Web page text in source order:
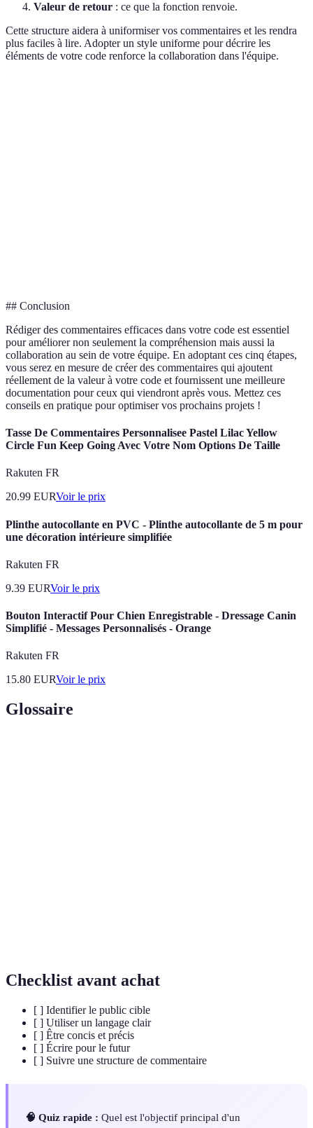
Valeur de retour : ce que la fonction renvoie.
Cette structure aidera à uniformiser vos commentaires et les rendra
plus faciles à lire. Adopter un style uniforme pour décrire les
éléments de votre code renforce la collaboration dans l'équipe.
## Conclusion
Rédiger des commentaires efficaces dans votre code est essentiel
pour améliorer non seulement la compréhension mais aussi la
collaboration au sein de votre équipe. En adoptant ces cinq étapes,
vous serez en mesure de créer des commentaires qui ajoutent
réellement de la valeur à votre code et fournissent une meilleure
documentation pour ceux qui viendront après vous. Mettez ces
conseils en pratique pour optimiser vos prochains projets !
Tasse De Commentaires Personnalisee Pastel Lilac Yellow
Circle Fun Keep Going Avec Votre Nom Options De Taille
Rakuten FR
20.99 EURVoir le prix
Plinthe autocollante en PVC - Plinthe autocollante de 5 m pour
une décoration intérieure simplifiée
Rakuten FR
9.39 EURVoir le prix
Bouton Interactif Pour Chien Enregistrable - Dressage Canin
Simplifié - Messages Personnalisés - Orange
Rakuten FR
15.80 EURVoir le prix
Glossaire
Checklist avant achat
[ ] Identifier le public cible
[ ] Utiliser un langage clair
[ ] Être concis et précis
[ ] Écrire pour le futur
[ ] Suivre une structure de commentaire
🧠 Quiz rapide : Quel est l'objectif principal d'un